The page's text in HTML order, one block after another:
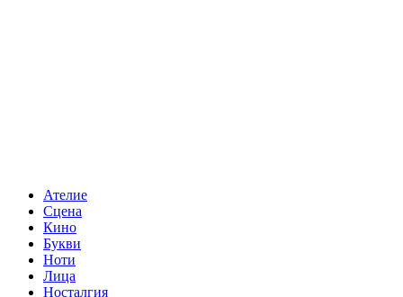
Ателие
Сцена
Кино
Букви
Ноти
Лица
Носталгия